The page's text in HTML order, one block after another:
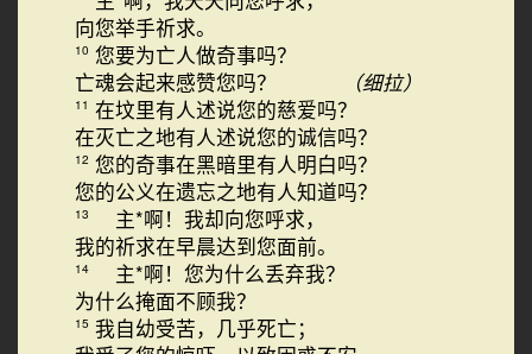
向您举手祈求。
10 您要为亡人做奇事吗？
亡魂会起来感赞您吗？
（细拉）
11 在坟里有人述说您的慈爱吗？
在灭亡之地有人述说您的诚信吗？
12 您的奇事在黑暗里有人明白吗？
您的公义在遗忘之地有人知道吗？
13
主*啊！我却向您呼求，
我的祈求在早晨达到您面前。
14
主*啊！您为什么丢弃我？
为什么掩面不顾我？
15 我自幼受苦，几乎死亡；